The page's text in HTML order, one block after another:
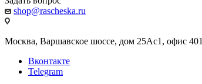
shop@rascheska.ru
Москва, Варшавское шоссе, дом 25Аc1, офис 401
Вконтакте
Telegram